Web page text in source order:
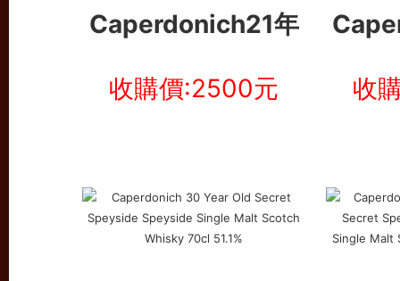
Caperdonich21年
收購價:2500元 收